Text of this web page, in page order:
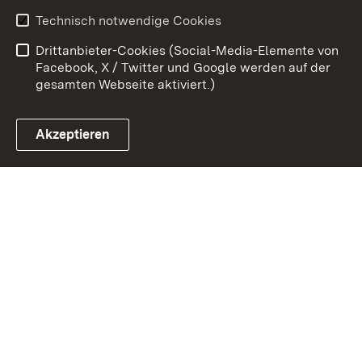
Link zum Landesportal
Barrierefreiheit
Impressum
Cookies
Technisch notwendige Cookies
Drittanbieter-Cookies (Social-Media-Elemente von
Facebook, X / Twitter und Google werden auf der
gesamten Webseite aktiviert.)
Akzeptieren